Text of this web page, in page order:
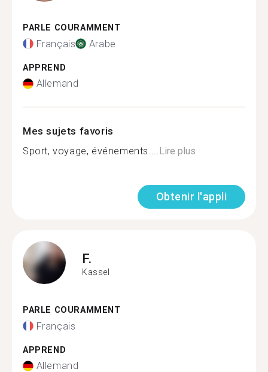
PARLE COURAMMENT
Français Arabe
APPREND
Allemand
Mes sujets favoris
Sport, voyage, événements....Lire plus
Obtenir l'appli
F.
Kassel
PARLE COURAMMENT
Français
APPREND
Allemand